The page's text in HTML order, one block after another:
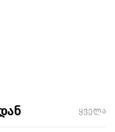
ყველა